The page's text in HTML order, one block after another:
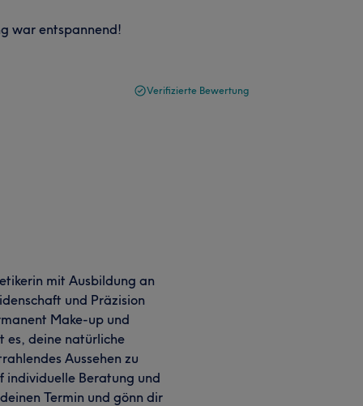
war entspannend!
Verifizierte Bewertung
mit Ausbildung an
und Präzision
Make-up und
es, deine natürliche
Aussehen zu
individuelle Beratung und
Termin und gönn dir